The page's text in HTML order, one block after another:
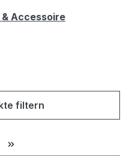
& Accessoire
filtern